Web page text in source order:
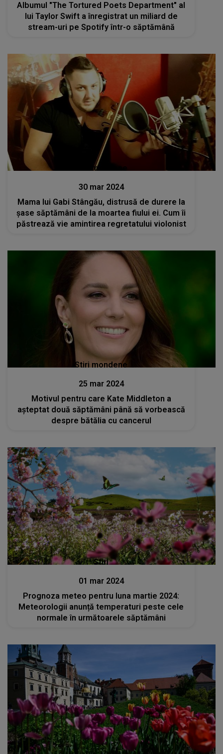
Albumul "The Tortured Poets Department" al
lui Taylor Swift a înregistrat un miliard de
stream-uri pe Spotify într-o săptămână
Stiri mondene
30 mar 2024
Mama lui Gabi Stângău, distrusă de durere la
șase săptămâni de la moartea fiului ei. Cum îi
păstrează vie amintirea regretatului violonist
Stiri mondene
25 mar 2024
Motivul pentru care Kate Middleton a
așteptat două săptămâni până să vorbească
despre bătălia cu cancerul
Stiri
01 mar 2024
Prognoza meteo pentru luna martie 2024:
Meteorologii anunță temperaturi peste cele
normale în următoarele săptămâni